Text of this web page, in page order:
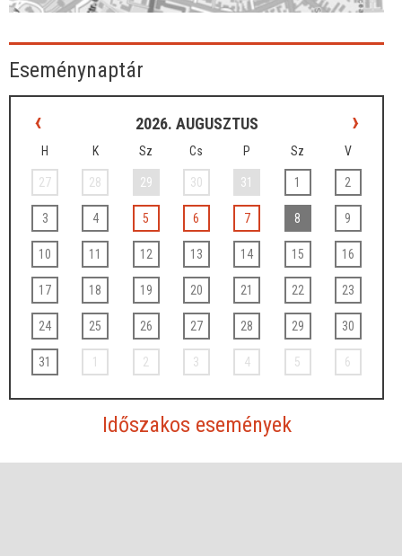
Eseménynaptár
‹ 2026. AUGUSZTUS ›
H K Sz Cs P Sz V
27 28 29 30 31 1 2
3 4 5 6 7 8 9
10 11 12 13 14 15 16
17 18 19 20 21 22 23
24 25 26 27 28 29 30
31 1 2 3 4 5 6
Időszakos események